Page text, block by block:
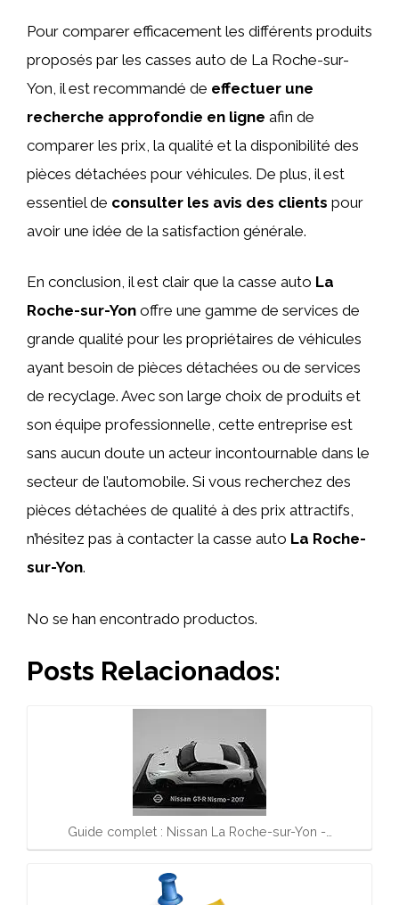
Pour comparer efficacement les différents produits
proposés par les casses auto de La Roche-sur-
Yon, il est recommandé de effectuer une
recherche approfondie en ligne afin de
comparer les prix, la qualité et la disponibilité des
pièces détachées pour véhicules. De plus, il est
essentiel de consulter les avis des clients pour
avoir une idée de la satisfaction générale.
En conclusion, il est clair que la casse auto La
Roche-sur-Yon offre une gamme de services de
grande qualité pour les propriétaires de véhicules
ayant besoin de pièces détachées ou de services
de recyclage. Avec son large choix de produits et
son équipe professionnelle, cette entreprise est
sans aucun doute un acteur incontournable dans le
secteur de l’automobile. Si vous recherchez des
pièces détachées de qualité à des prix attractifs,
n’hésitez pas à contacter la casse auto La Roche-
sur-Yon.
No se han encontrado productos.
Posts Relacionados:
Guide complet : Nissan La Roche-sur-Yon -…